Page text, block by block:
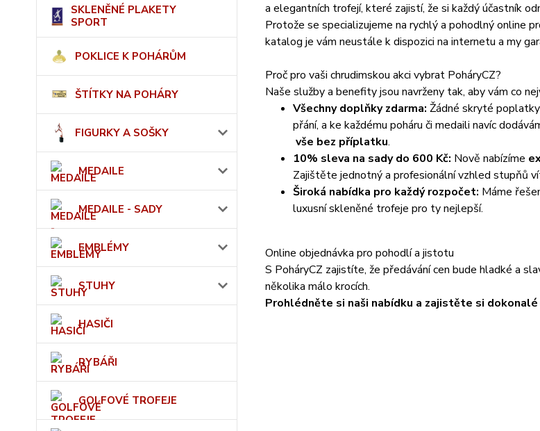
SKLENĚNÉ PLAKETY
SPORT
POKLICE K POHÁRŮM
ŠTÍTKY NA POHÁRY
FIGURKY A SOŠKY
MEDAILE
MEDAILE - SADY
EMBLÉMY
STUHY
HASIČI
RYBÁŘI
GOLFOVÉ TROFEJE
a elegantních trofejí, které zajistí, že si každý účastník
Protože se specializujeme na rychlý a pohodlný online
katalog je vám neustále k dispozici na internetu a my
Proč pro vaši chrudimskou akci vybrat PoháryCZ?
Naše služby a benefity jsou navrženy tak, aby vám co
Všechny doplňky zdarma: Žádné skryté
přání, a ke každému poháru či medaili navíc
vše bez příplatku.
10% sleva na sady do 600 Kč: Nově nabízíme
Zajištěte jednotný a profesionální vzhled stupňů
Široká nabídka pro každý rozpočet: Máme
luxusní skleněné trofeje pro ty nejlepší.
Online objednávka pro pohodlí a jistotu
S PoháryCZ zajistíte, že předávání cen bude hladké a
několika málo krocích.
Prohlédněte si naši nabídku a zajistěte si